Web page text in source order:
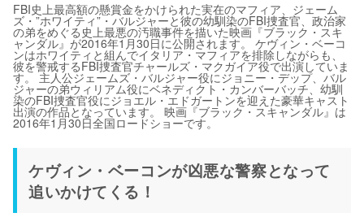
FBI史上最高額の懸賞金をかけられた実在のマフィア、ジェーム
ズ・”ホワイティ”・バルジャーと彼の幼馴染のFBI捜査官、政治家
の弟をめぐる史上最悪の汚職事件を描いた映画『ブラック・スキ
ャンダル』が2016年1月30日に公開されます。 ケヴィン・ベーコ
ンはホワイティと組んでイタリア・マフィアを排除しながらも、
彼を警戒するFBI捜査官チャールズ・マクガイア役で出演していま
す。 主人公ジェームズ・バルジャー役にジョニー・デップ、バル
ジャーの弟ウィリアム役にベネディクト・カンバーバッチ、幼馴
染のFBI捜査官役にジョエル・エドガートンを迎えた豪華キャスト
出演の作品となっています。 映画『ブラック・スキャンダル』は
2016年1月30日全国ロードショーです。
ケヴィン・ベーコンが凶悪な警察となって
追いかけてくる！